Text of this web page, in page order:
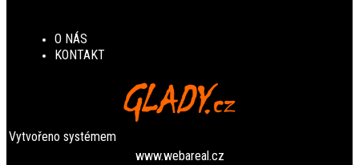
O NÁS
KONTAKT
Vytvořeno systémem
www.webareal.cz